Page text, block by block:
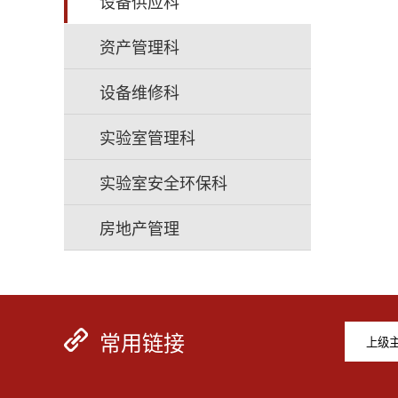
资产管理科
设备维修科
实验室管理科
实验室安全环保科
房地产管理
常用链接